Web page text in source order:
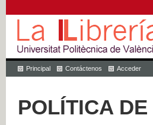
Principal Contáctenos Acceder
POLÍTICA